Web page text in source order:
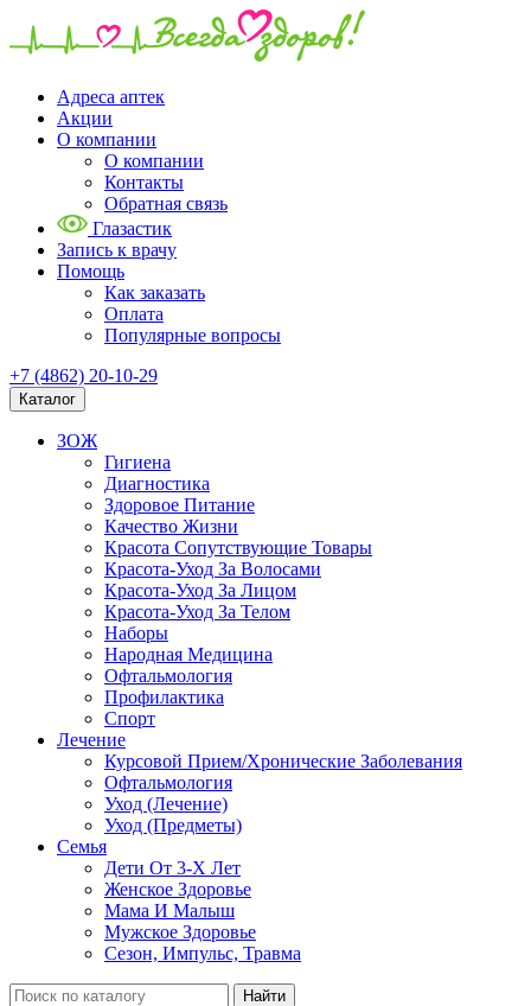
Адреса аптек
Акции
О компании
О компании
Контакты
Обратная связь
Глазастик
Запись к врачу
Помощь
Как заказать
Оплата
Популярные вопросы
+7 (4862) 20-10-29
Каталог
ЗОЖ
Гигиена
Диагностика
Здоровое Питание
Качество Жизни
Красота Сопутствующие Товары
Красота-Уход За Волосами
Красота-Уход За Лицом
Красота-Уход За Телом
Наборы
Народная Медицина
Офтальмология
Профилактика
Спорт
Лечение
Курсовой Прием/Хронические Заболевания
Офтальмология
Уход (Лечение)
Уход (Предметы)
Семья
Дети От 3-Х Лет
Женское Здоровье
Мама И Малыш
Мужское Здоровье
Сезон, Импульс, Травма
Найти